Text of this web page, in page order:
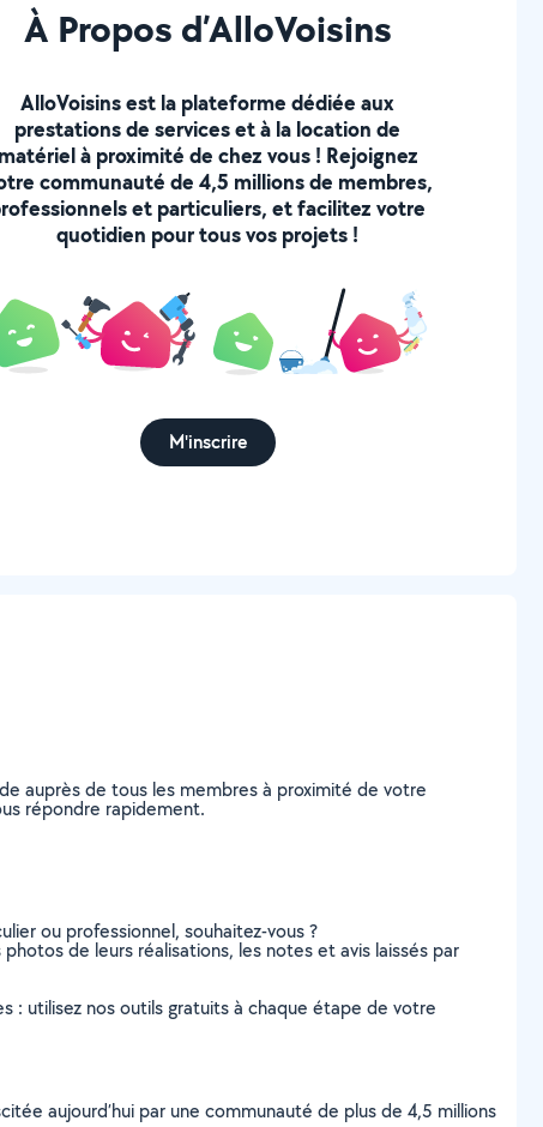
À Propos d’AlloVoisins
AlloVoisins est la plateforme dédiée aux
prestations de services et à la location de
matériel à proximité de chez vous ! Rejoignez
communauté de 4,5 millions de membres,
et particuliers, et facilitez votre
quotidien pour tous vos projets !
M'inscrire
auprès de tous les membres à proximité de votre
répondre rapidement.
ou professionnel, souhaitez-vous ?
de leurs réalisations, les notes et avis laissés par
: utilisez nos outils gratuits à chaque étape de votre
aujourd’hui par une communauté de plus de 4,5 millions